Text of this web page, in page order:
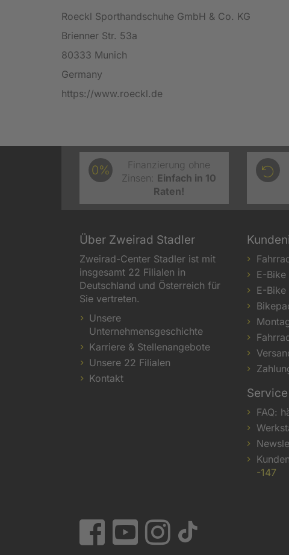
Roeckl Sporthandschuhe GmbH & Co. KG
Brienner Str. 53a
80333 Munich
Germany
https://www.roeckl.de
0%
Finanzierung ohne
Zinsen: Einfach in 10
Raten!
Über Zweirad Stadler
Zweirad-Center Stadler ist mit
insgesamt 22 Filialen in
Deutschland und Österreich für
Sie vertreten.
Unsere
Unternehmensgeschichte
Karriere & Stellenangebote
Unsere 22 Filialen
Kontakt
E-
E-
Service
FAQ:
-147